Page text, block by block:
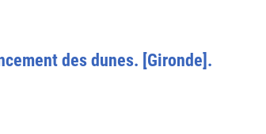
des dunes. [Gironde].